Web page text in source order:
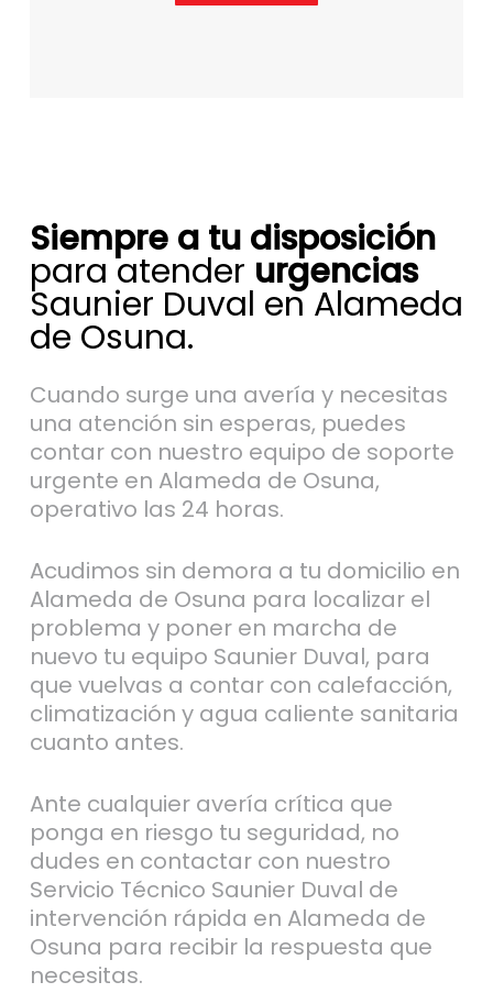
Siempre a tu disposición
para atender urgencias
Saunier Duval en Alameda
de Osuna.
Cuando surge una avería y necesitas
una atención sin esperas, puedes
contar con nuestro equipo de soporte
urgente en Alameda de Osuna,
operativo las 24 horas.
Acudimos sin demora a tu domicilio en
Alameda de Osuna para localizar el
problema y poner en marcha de
nuevo tu equipo Saunier Duval, para
que vuelvas a contar con calefacción,
climatización y agua caliente sanitaria
cuanto antes.
Ante cualquier avería crítica que
ponga en riesgo tu seguridad, no
dudes en contactar con nuestro
Servicio Técnico Saunier Duval de
intervención rápida en Alameda de
Osuna para recibir la respuesta que
necesitas.